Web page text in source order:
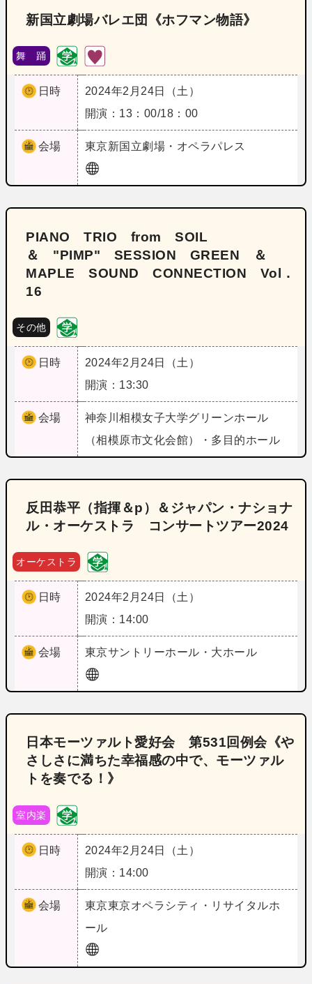
新国立劇場バレエ団《ホフマン物語》
舞 踊
日時
2024年2月24日（土）
開演：13：00/18：00
会場 東京新国立劇場・オペラパレス
PIANO TRIO from SOIL
＆ "PIMP" SESSION GREEN ＆
MAPLE SOUND CONNECTION Vol．
16
その他
日時
2024年2月24日（土）
開演：13:30
会場 神奈川相模女子大学グリーンホール
（相模原市文化会館）・多目的ホール
反田恭平（指揮＆p）＆ジャパン・ナショナ
ル・オーケストラ コンサートツアー2024
オーケストラ
日時
2024年2月24日（土）
開演：14:00
会場 東京サントリーホール・大ホール
日本モーツァルト愛好会 第531回例会《や
さしさに満ちた幸福感の中で、モーツァル
トを奏でる！》
室内楽
日時
2024年2月24日（土）
開演：14:00
会場 東京東京オペラシティ・リサイタルホ
ール